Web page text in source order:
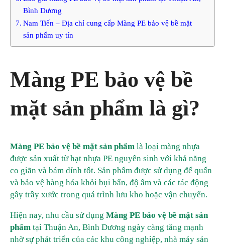
Bình Dương
Nam Tiến – Địa chỉ cung cấp Màng PE bảo vệ bề mặt
sản phẩm uy tín
Màng PE bảo vệ bề
mặt sản phẩm là gì?
Màng PE bảo vệ bề mặt sản phẩm là loại màng nhựa
được sản xuất từ hạt nhựa PE nguyên sinh với khả năng
co giãn và bám dính tốt. Sản phẩm được sử dụng để quấn
và bảo vệ hàng hóa khỏi bụi bẩn, độ ẩm và các tác động
gây trầy xước trong quá trình lưu kho hoặc vận chuyển.
Hiện nay, nhu cầu sử dụng Màng PE bảo vệ bề mặt sản
phẩm tại Thuận An, Bình Dương ngày càng tăng mạnh
nhờ sự phát triển của các khu công nghiệp, nhà máy sản